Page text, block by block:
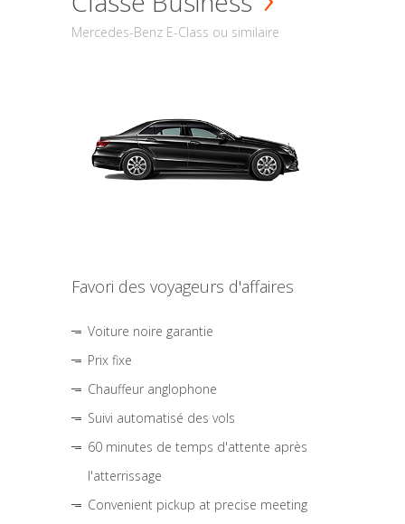
Mercedes-Benz E-Class ou similaire
Favori des voyageurs d'affaires
Voiture noire garantie
Prix fixe
Chauffeur anglophone
Suivi automatisé des vols
60 minutes de temps d'attente après
l'atterrissage
Convenient pickup at precise meeting